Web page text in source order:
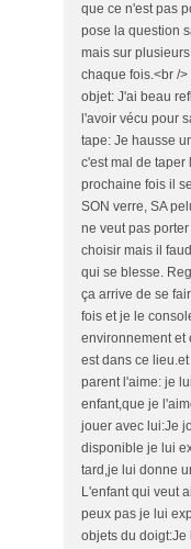
que ce n'est pas
pose la question
mais sur
chaque fois.<br /
objet: J'ai beau
l'avoir vécu pour
tape: Je hausse
c'est mal de taper
prochaine fois il
SON verre, SA
ne veut pas
choisir mais il
qui se blesse.
ça arrive de se
fois et je le
environnement et
est dans ce
parent l'aime: je
enfant,que je
jouer avec lui:Je
disponible je lui
tard,je lui donne
L'enfant qui veut
peux pas je lui
objets du doigt:Je